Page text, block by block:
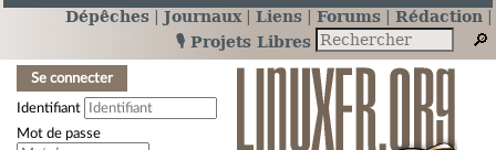
Dépêches Journaux Liens Forums
Rédaction
🎙️ Projets Libres
Se connecter
Identifiant
Mot de passe